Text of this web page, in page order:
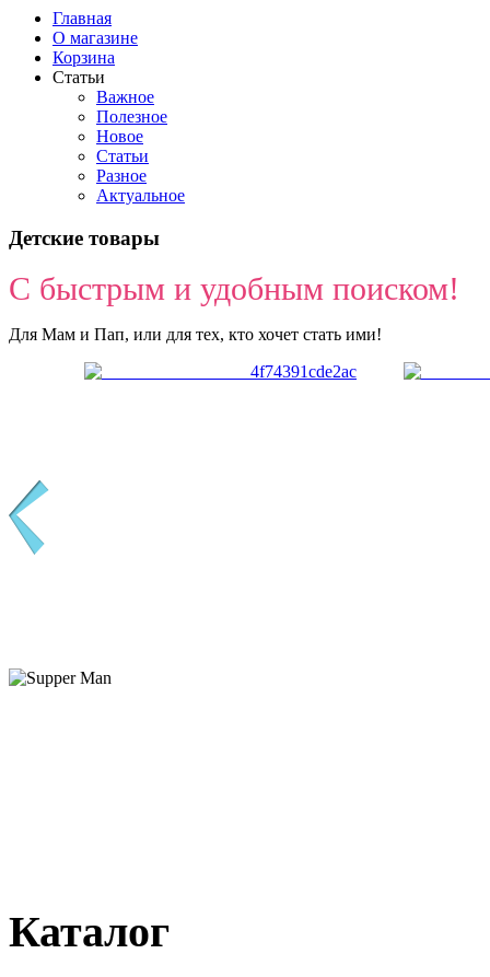
Главная
О магазине
Корзина
Статьи
Важное
Полезное
Новое
Статьи
Разное
Актуальное
Детские товары
С быстрым и удобным поиском!
Для Мам и Пап, или для тех, кто хочет стать ими!
Каталог